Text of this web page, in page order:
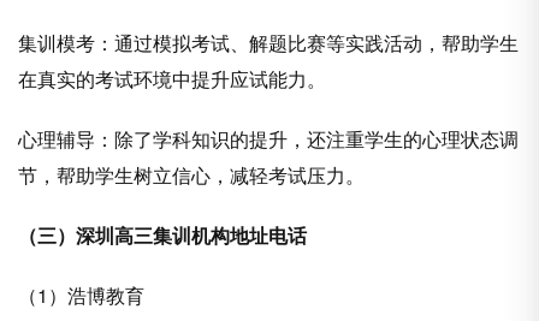
集训模考：通过模拟考试、解题比赛等实践活动，帮助学生
在真实的考试环境中提升应试能力。
心理辅导：除了学科知识的提升，还注重学生的心理状态调
节，帮助学生树立信心，减轻考试压力。
（三）深圳高三集训机构地址电话
（1）浩博教育